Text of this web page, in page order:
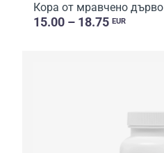
Кора от мравчено дърво
15.00 – 18.75 EUR